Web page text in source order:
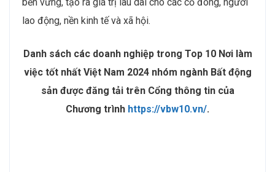
lao động, nền kinh tế và xã hội.
Danh sách các doanh nghiệp trong Top 10 Nơi làm
việc tốt nhất Việt Nam 2024 nhóm ngành Bất động
sản được đăng tải trên Cổng thông tin của
Chương trình https://vbw10.vn/.